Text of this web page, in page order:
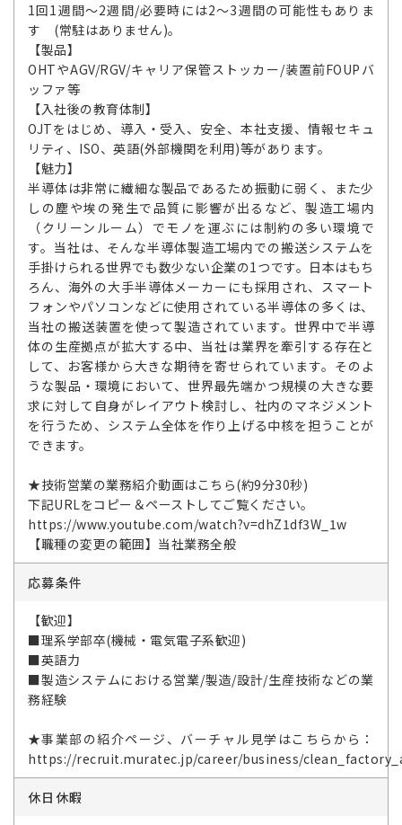
1回1週間～2週間/必要時には2～3週間の可能性もありま
す (常駐はありません)。
【製品】
OHTやAGV/RGV/キャリア保管ストッカー/装置前FOUPバ
ッファ等
【入社後の教育体制】
OJTをはじめ、導入・受入、安全、本社支援、情報セキュ
リティ、ISO、英語(外部機関を利用)等があります。
【魅力】
半導体は非常に繊細な製品であるため振動に弱く、また少
しの塵や埃の発生で品質に影響が出るなど、製造工場内
（クリーンルーム）でモノを運ぶには制約の多い環境で
す。当社は、そんな半導体製造工場内での搬送システムを
手掛けられる世界でも数少ない企業の1つです。日本はもち
ろん、海外の大手半導体メーカーにも採用され、スマート
フォンやパソコンなどに使用されている半導体の多くは、
当社の搬送装置を使って製造されています。世界中で半導
体の生産拠点が拡大する中、当社は業界を牽引する存在と
して、お客様から大きな期待を寄せられています。そのよ
うな製品・環境において、世界最先端かつ規模の大きな要
求に対して自身がレイアウト検討し、社内のマネジメント
を行うため、システム全体を作り上げる中核を担うことが
できます。
★技術営業の業務紹介動画はこちら(約9分30秒)
下記URLをコピー＆ペーストしてご覧ください。
https://www.youtube.com/watch?v=dhZ1df3W_1w
【職種の変更の範囲】当社業務全般
応募条件
【歓迎】
■理系学部卒(機械・電気電子系歓迎)
■英語力
■製造システムにおける営業/製造/設計/生産技術などの業
務経験
★事業部の紹介ページ、バーチャル見学はこちらから：
https://recruit.muratec.jp/career/business/
休日休暇